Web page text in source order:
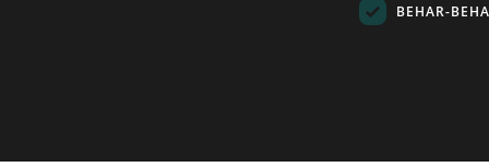
BEHAR-